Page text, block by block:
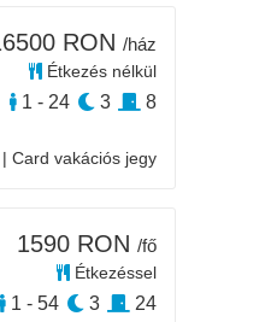
Card vakációs jegy
RON /ház
Étkezés nélkül
1 - 24 3 8
1590 RON /fő
Étkezéssel
1 - 54 3 24